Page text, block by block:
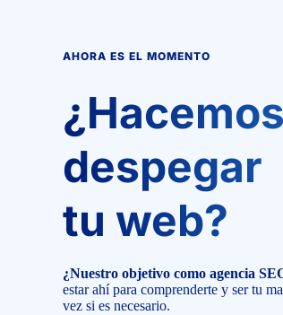
AHORA ES EL MOMENTO
¿Hacemos
despegar
tu web?
¿Nuestro objetivo como agencia
estar ahí para comprenderte y ser tu
vez si es necesario.